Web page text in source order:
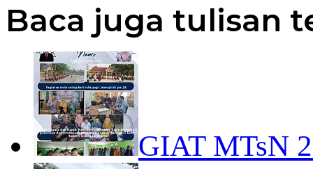
Baca juga tulisan
GIAT MTsN